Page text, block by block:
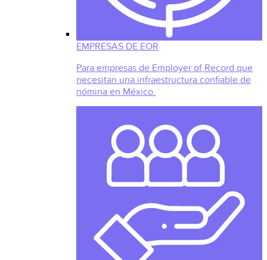
EMPRESAS DE EOR
Para empresas de Employer of Record que
necesitan una infraestructura confiable de
nómina en México.